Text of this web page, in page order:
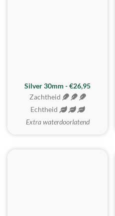
Silver 30mm - €26,95
Zachtheid
Echtheid
Extra waterdoorlatend